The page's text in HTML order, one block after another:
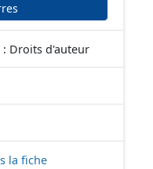
Droits d'auteur
la fiche